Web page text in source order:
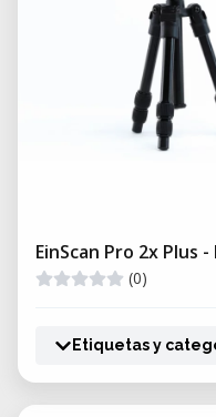
EinScan Pro 2x Plus -
(0)
Etiquetas y